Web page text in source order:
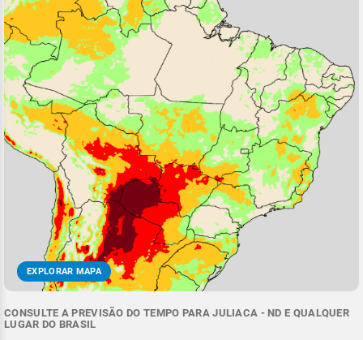
EXPLORAR MAPA
CONSULTE A PREVISÃO DO TEMPO PARA JULIACA - ND E QUALQUER
LUGAR DO BRASIL